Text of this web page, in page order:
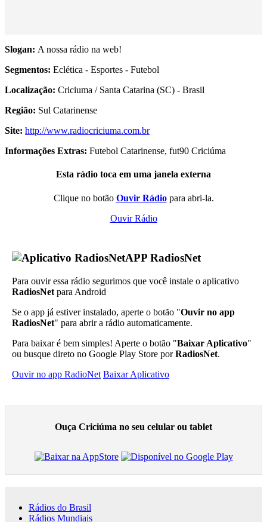
Slogan: A nossa rádio na web!
Segmentos: Eclética - Esportes - Futebol
Localização: Criciuma / Santa Catarina (SC) - Brasil
Região: Sul Catarinense
Site: http://www.radiocriciuma.com.br
Informações Extras: Futebol Catarinense, fut90 Criciúma
Esta rádio toca em uma janela externa
Clique no botão Ouvir Rádiopara abri-la.
Ouvir Rádio
APP RadiosNet
Para ouvir essa rádio segurimos que você instale o aplicativo
RadiosNet para Android
Se o app já estiver instalado, aperte o botão "Ouvir no app
RadiosNet" para abrir a rádio automaticamente.
Para baixar é bem simples! Aperte o botão "Baixar Aplicativo"
ou busque direto no Google Play Store porRadiosNet.
Ouvir no app RadioNet Baixar Aplicativo
Ouça Criciúma no seu celular ou tablet
Rádios do Brasil
Rádios Mundiais